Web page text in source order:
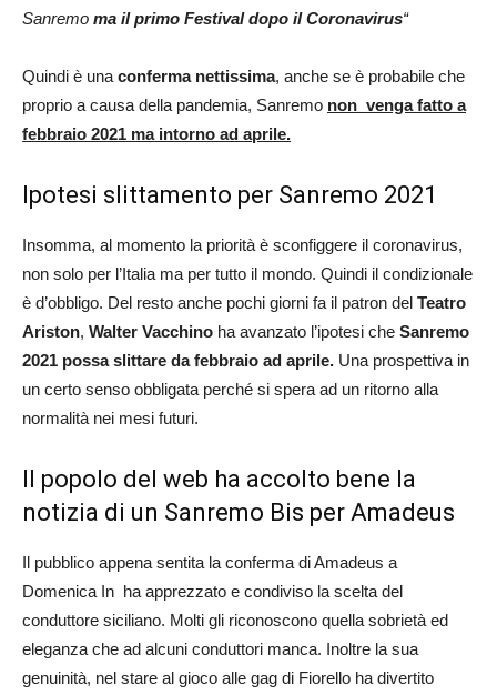
Sanremo ma il primo Festival dopo il Coronavirus“
Quindi è una conferma nettissima, anche se è probabile che
proprio a causa della pandemia, Sanremo non venga fatto a
febbraio 2021 ma intorno ad aprile.
Ipotesi slittamento per Sanremo 2021
Insomma, al momento la priorità è sconfiggere il coronavirus,
non solo per l’Italia ma per tutto il mondo. Quindi il condizionale
è d’obbligo. Del resto anche pochi giorni fa il patron del Teatro
Ariston, Walter Vacchino ha avanzato l’ipotesi che Sanremo
2021 possa slittare da febbraio ad aprile. Una prospettiva in
un certo senso obbligata perché si spera ad un ritorno alla
normalità nei mesi futuri.
Il popolo del web ha accolto bene la
notizia di un Sanremo Bis per Amadeus
Il pubblico appena sentita la conferma di Amadeus a
Domenica In ha apprezzato e condiviso la scelta del
conduttore siciliano. Molti gli riconoscono quella sobrietà ed
eleganza che ad alcuni conduttori manca. Inoltre la sua
genuinità, nel stare al gioco alle gag di Fiorello ha divertito